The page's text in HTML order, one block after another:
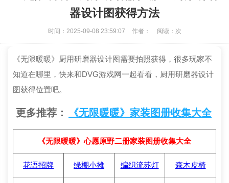
器设计图获得方法
时间：2025-09-08 23:59:07 作者： 阅读： 次
《无限暖暖》厨用研磨器设计图需要拍照获得，很多玩家不
知道在哪里，快来和DVG游戏网一起看看，厨用研磨器设计
图获得位置吧。
更多推荐： 《无限暖暖》家装图册收集大全
《无限暖暖》心愿原野二册家装图册收集大全
花语招牌 绿棚小摊 编织流苏灯 森木皮椅